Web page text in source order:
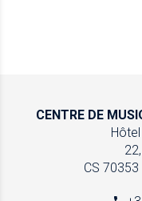
CENTRE DE
CS 70353